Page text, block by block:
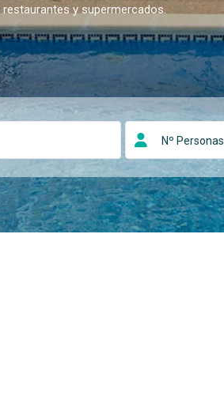
y supermercados.
Nº Personas